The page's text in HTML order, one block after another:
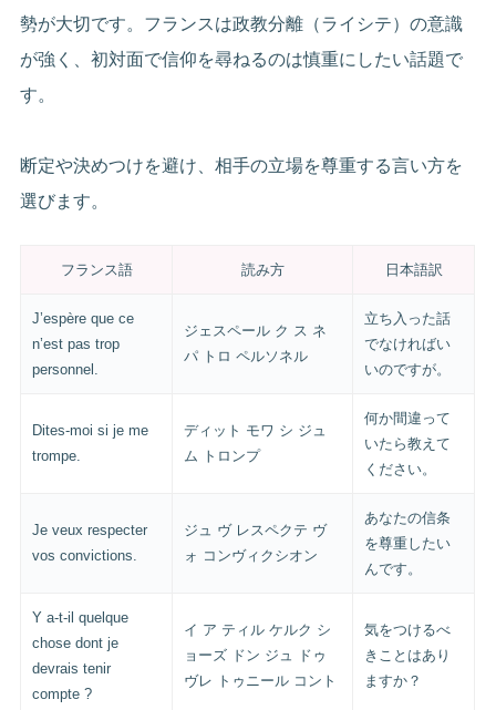
勢が大切です。フランスは政教分離（ライシテ）の意識
が強く、初対面で信仰を尋ねるのは慎重にしたい話題で
す。
断定や決めつけを避け、相手の立場を尊重する言い方を
選びます。
フランス語 読み方 日本語訳
J’espère que ce
n’est pas trop
personnel.
ジェスペール ク ス ネ
パ トロ ペルソネル
立ち入った話
でなければい
いのですが。
Dites-moi si je me
trompe.
ディット モワ シ ジュ
ム トロンプ
何か間違って
いたら教えて
ください。
Je veux respecter
vos convictions.
ジュ ヴ レスペクテ ヴ
ォ コンヴィクシオン
あなたの信条
を尊重したい
んです。
Y a-t-il quelque
chose dont je
devrais tenir
compte ?
イ ア ティル ケルク シ
ョーズ ドン ジュ ドゥ
ヴレ トゥニール コント
気をつけるべ
きことはあり
ますか？